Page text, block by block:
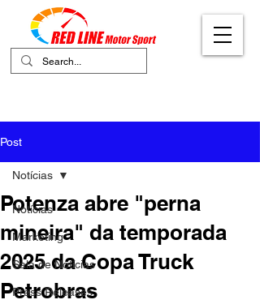
Post
Notícias
Marketing
Sala de Notícias
Press Releases
Notícias
Potenza abre "perna
mineira" da temporada
2025 da Copa Truck
Petrobras